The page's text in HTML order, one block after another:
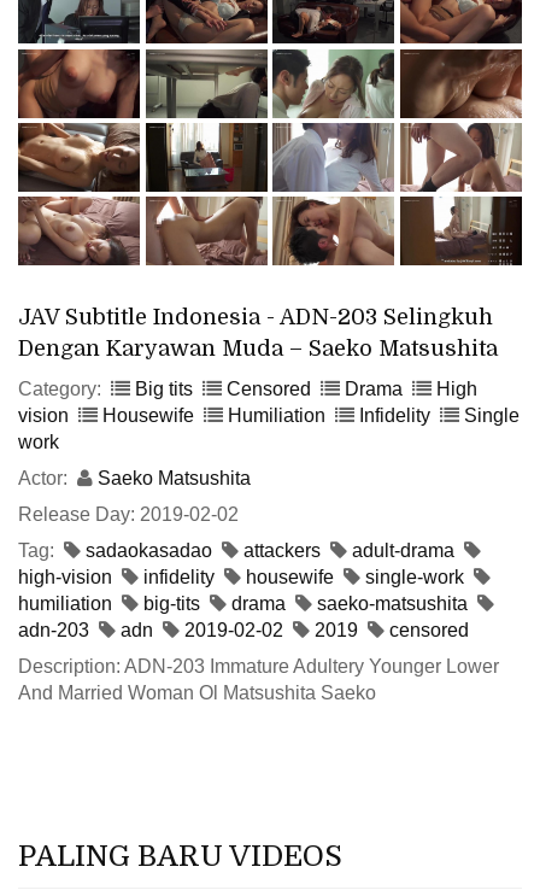
JAV Subtitle Indonesia - ADN-203 Selingkuh
Dengan Karyawan Muda – Saeko Matsushita
Category: Big tits Censored Drama
High
vision
Housewife Humiliation Infidelity
Single
work
Actor:
Saeko Matsushita
Release Day: 2019-02-02
Tag:
sadaokasadao attackers
adult-drama
high-vision
infidelity housewife
single-work
humiliation
big-tits drama
saeko-matsushita
adn-203
adn 2019-02-02 2019
censored
Description: ADN-203 Immature Adultery Younger Lower
And Married Woman Ol Matsushita Saeko
PALING BARU VIDEOS